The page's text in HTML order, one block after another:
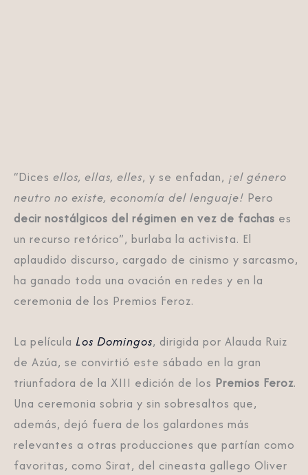
“Dices ellos, ellas, elles, y se enfadan, ¡el género
neutro no existe, economía del lenguaje! Pero
decir nostálgicos del régimen en vez de fachas es
un recurso retórico”, burlaba la activista. El
aplaudido discurso, cargado de cinismo y sarcasmo,
ha ganado toda una ovación en redes y en la
ceremonia de los Premios Feroz.
La película Los Domingos, dirigida por Alauda Ruiz
de Azúa, se convirtió este sábado en la gran
triunfadora de la XIII edición de los Premios Feroz.
Una ceremonia sobria y sin sobresaltos que,
además, dejó fuera de los galardones más
relevantes a otras producciones que partían como
favoritas, como Sirat, del cineasta gallego Oliver